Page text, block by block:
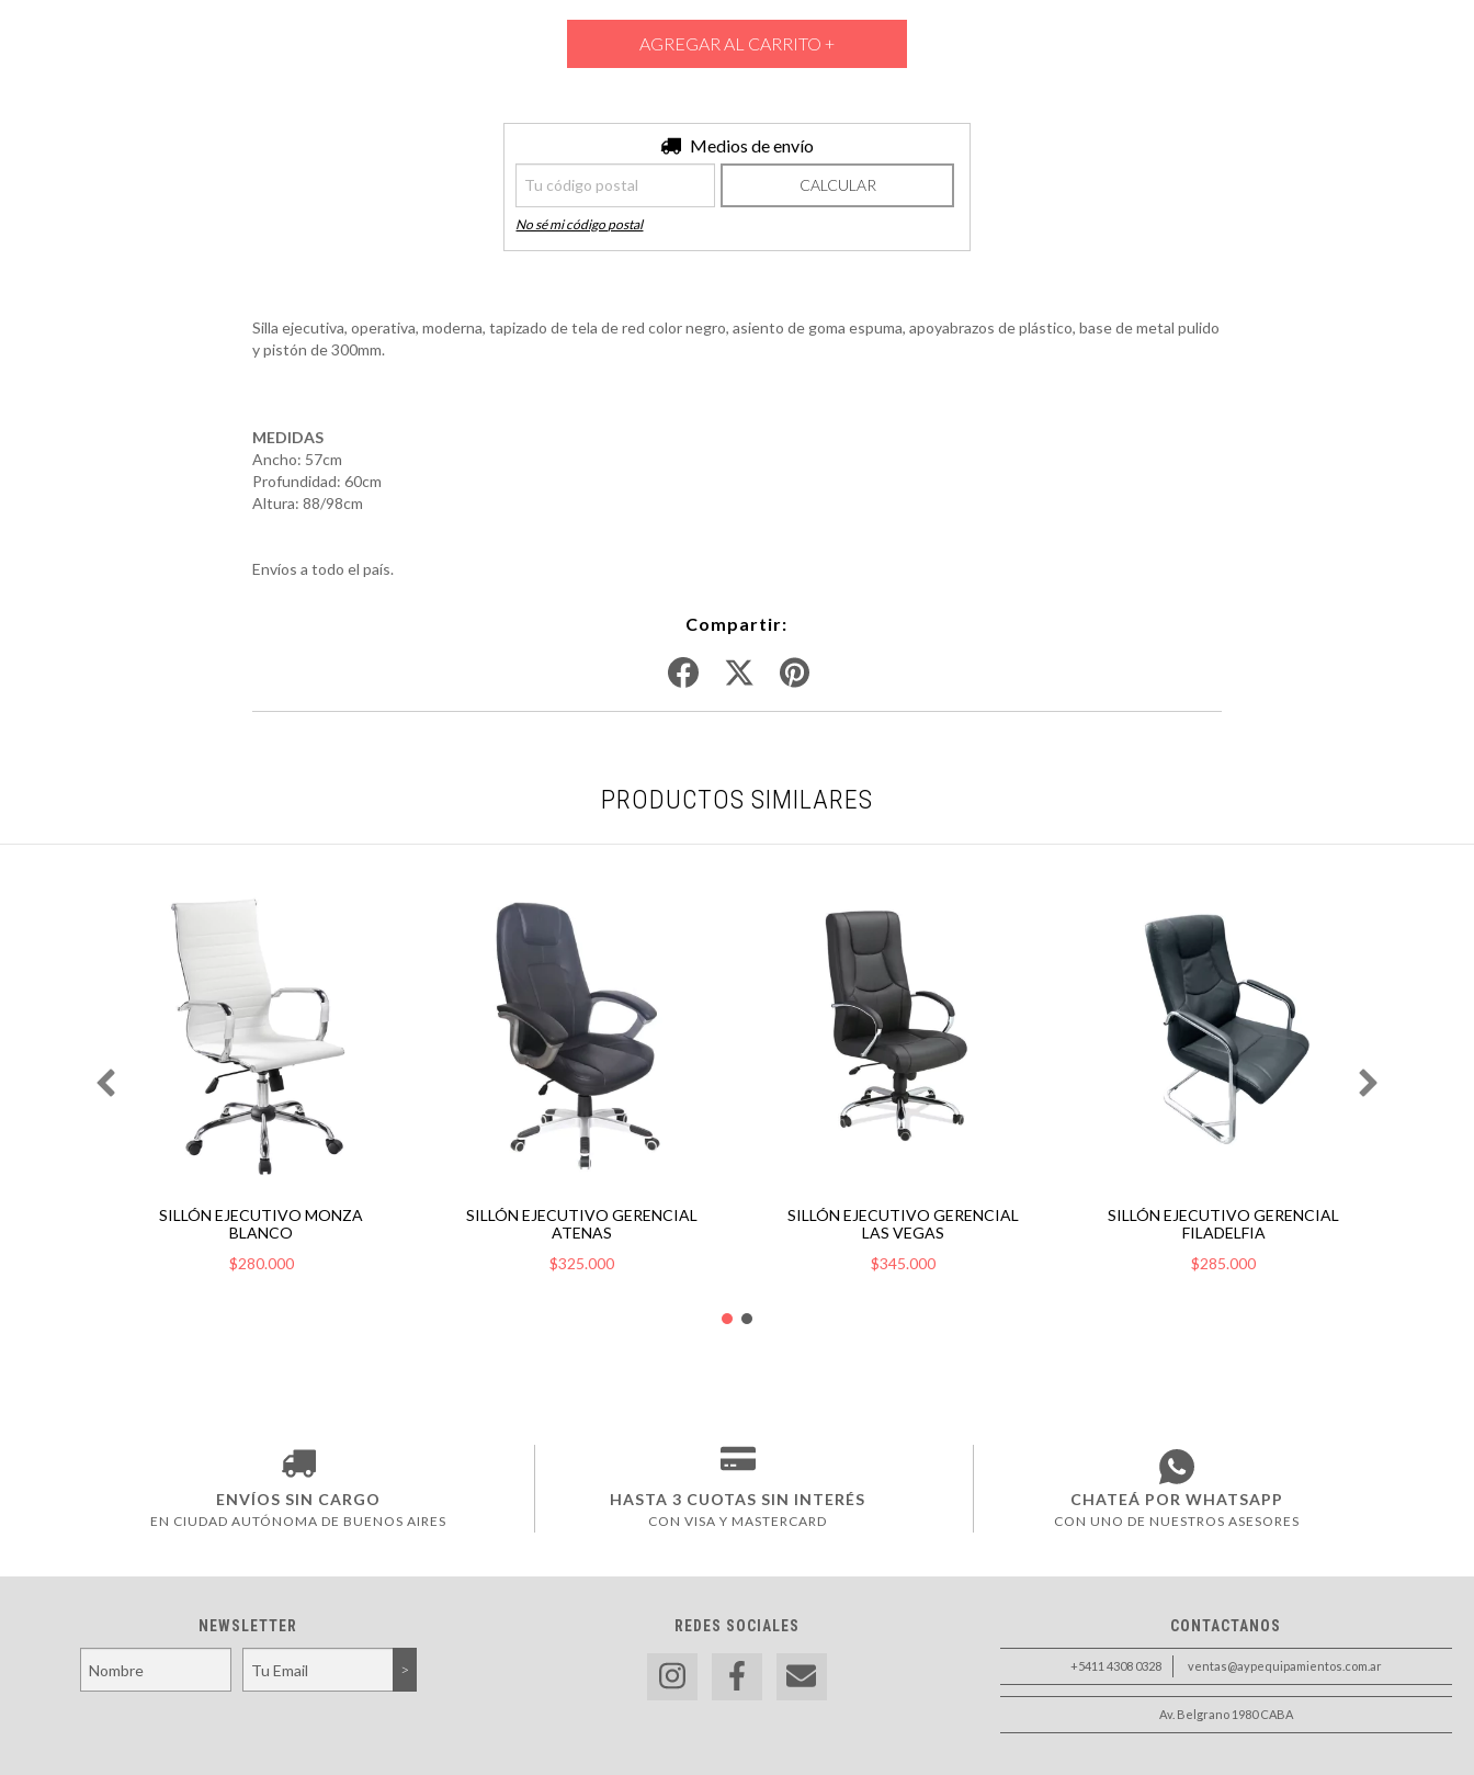
Medios de envío
CALCULAR
No sé mi código postal
Silla ejecutiva, operativa, moderna, tapizado de tela de red color negro, asiento de goma espuma, apoyabrazos de plástico, base de metal pulido
y pistón de 300mm.
MEDIDAS
Ancho: 57cm
Profundidad: 60cm
Altura: 88/98cm
Envíos a todo el país.
Compartir:
PRODUCTOS SIMILARES
SILLÓN EJECUTIVO MONZA
BLANCO
$280.000
SILLÓN EJECUTIVO GERENCIAL
ATENAS
$325.000
SILLÓN EJECUTIVO GERENCIAL
LAS VEGAS
$345.000
SILLÓN EJECUTIVO GERENCIAL
FILADELFIA
$285.000
ENVÍOS SIN CARGO
EN CIUDAD AUTÓNOMA DE BUENOS AIRES
HASTA 3 CUOTAS SIN INTERÉS
CON VISA Y MASTERCARD
CHATEÁ POR WHATSAPP
CON UNO DE NUESTROS ASESORES
NEWSLETTER REDES SOCIALES CONTACTANOS
+5411 4308 0328 ventas@aypequipamientos.com.ar
Av. Belgrano 1980 CABA